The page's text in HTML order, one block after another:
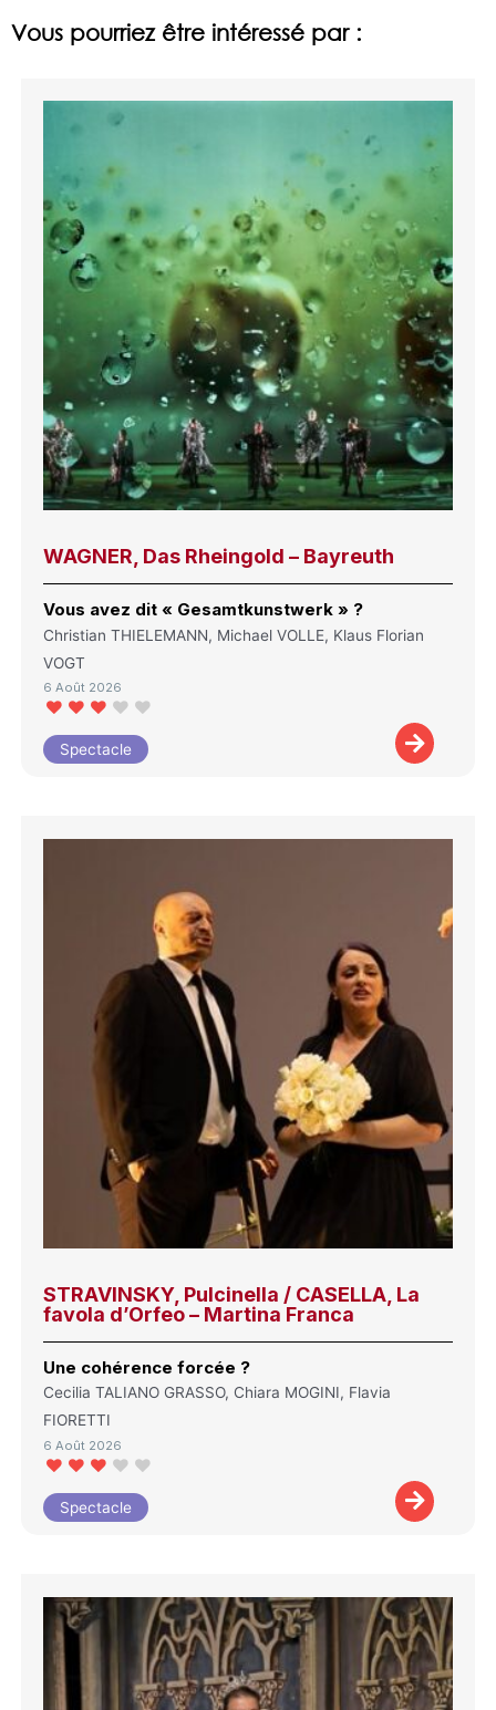
Vous pourriez être intéressé par :
WAGNER, Das Rheingold – Bayreuth
Vous avez dit « Gesamtkunstwerk » ?
Christian THIELEMANN, Michael VOLLE, Klaus Florian
VOGT
6 Août 2026
Spectacle
STRAVINSKY, Pulcinella / CASELLA, La
favola d’Orfeo – Martina Franca
Une cohérence forcée ?
Cecilia TALIANO GRASSO, Chiara MOGINI, Flavia
FIORETTI
6 Août 2026
Spectacle